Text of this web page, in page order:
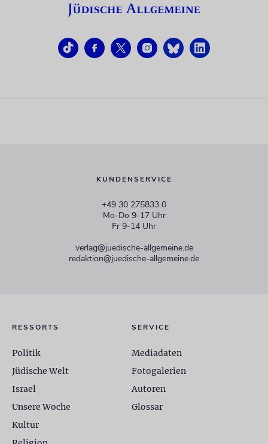
KUNDENSERVICE
+49 30 275833 0
Mo-Do 9-17 Uhr
Fr 9-14 Uhr
verlag@juedische-allgemeine.de
redaktion@juedische-allgemeine.de
RESSORTS
Politik
Jüdische Welt
Israel
Unsere Woche
Kultur
SERVICE
Mediadaten
Fotogalerien
Autoren
Glossar